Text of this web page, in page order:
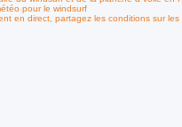
pour le windsurf
en direct, partagez les conditions sur les